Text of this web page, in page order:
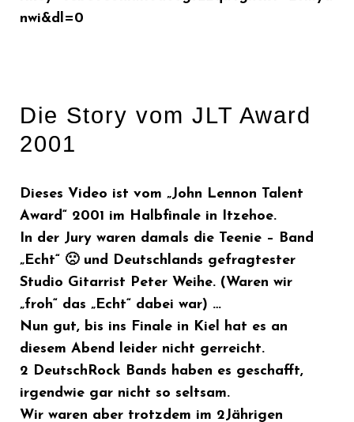
Die Story vom JLT Award
2001
Dieses Video ist vom „John Lennon Talent
Award“ 2001 im Halbfinale in Itzehoe.
In der Jury waren damals die Teenie – Band
„Echt“ 🙁 und Deutschlands gefragtester
Studio Gitarrist Peter Weihe. (Waren wir
„froh“ das „Echt“ dabei war) …
Nun gut, bis ins Finale in Kiel hat es an
diesem Abend leider nicht gerreicht.
2 DeutschRock Bands haben es geschafft,
irgendwie gar nicht so seltsam.
Wir waren aber trotzdem im 2Jährigen